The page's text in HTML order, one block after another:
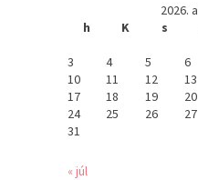
2026.
h
K s
3
4 5 6
10
11 12 13
17
18 19 20
24
25 26 27
31
« júl